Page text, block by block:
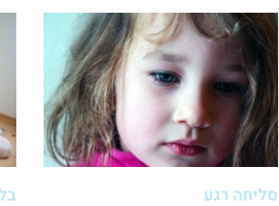
סליחה רגע